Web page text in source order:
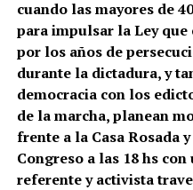
cuando las mayores de
para impulsar la Ley
por los años de
durante la dictadura, y
democracia con los
de la marcha, planean
frente a la Casa Rosada
Congreso a las 18 hs
referente y activista